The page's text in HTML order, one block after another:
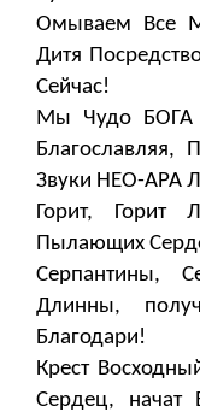
Омываем Все
Дитя
Сейчас!
Мы Чудо БОГА
Звуки НЕО-АРА
Горит, Горит
Пылающих
Серпантины,
Длинны,
Благодари!
Крест
Сердец, начат